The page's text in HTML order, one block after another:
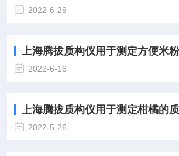
2022-6-29
上海腾拔质构仪用于测定方便米
2022-6-16
上海腾拔质构仪用于测定柑橘的
2022-5-26